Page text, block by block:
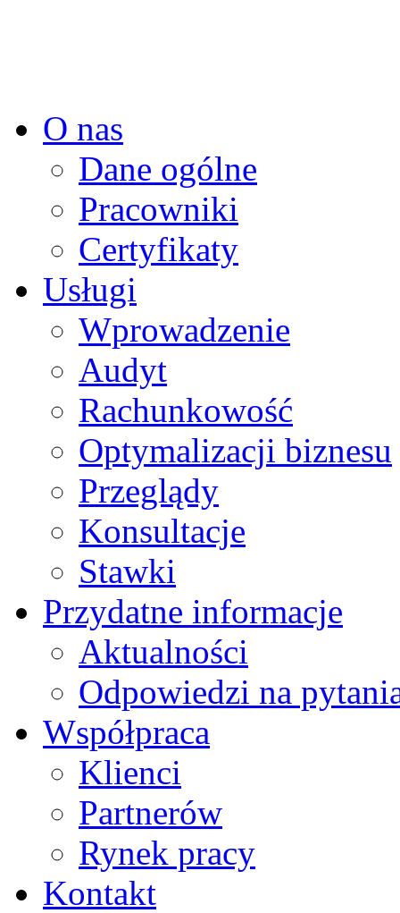
O nas
Dane ogólne
Pracowniki
Certyfikaty
Usługi
Wprowadzenie
Audyt
Rachunkowość
Optymalizacji biznesu
Przeglądy
Konsultacje
Stawki
Przydatne informacje
Aktualności
Odpowiedzi na
Współpraca
Klienci
Partnerów
Rynek pracy
Kontakt